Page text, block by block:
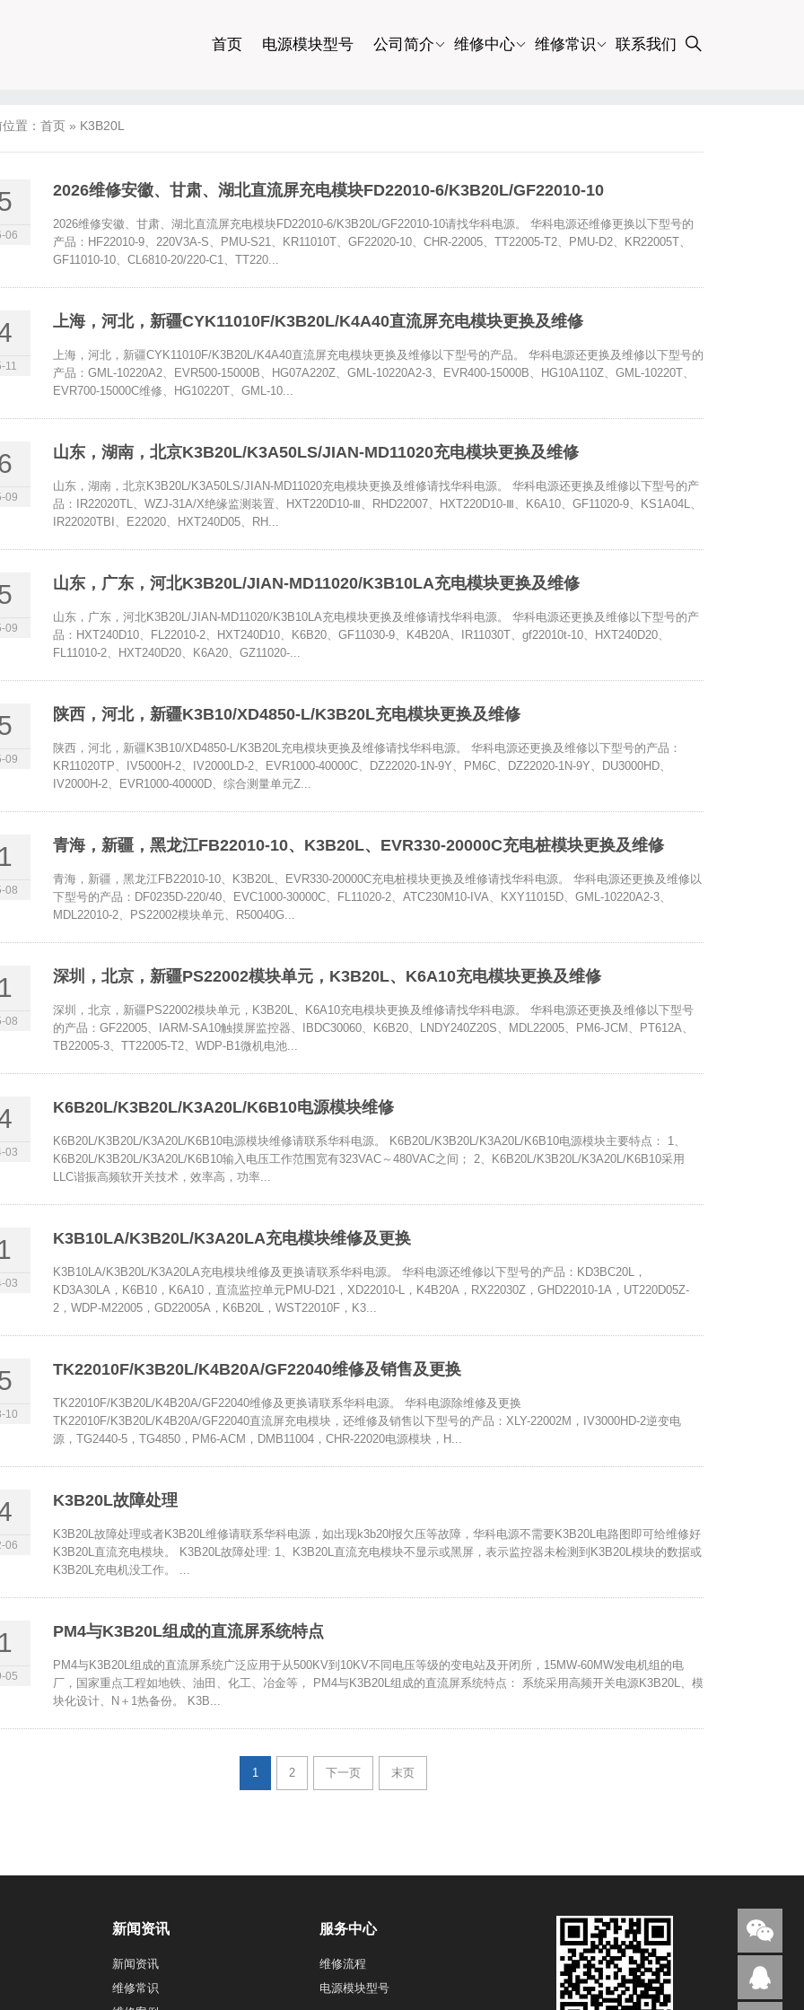
首页 电源模块型号 公司简介 维修中心 维修常识 联系我们
置： 首页 » K3B20L
06
2026维修安徽、甘肃、湖北直流屏充电模块FD22010-6/K3B20L/GF22010-10
2026维修安徽、甘肃、湖北直流屏充电模块FD22010-6/K3B20L/GF22010-10请找华科电源。 华科电源还维修更换以下型号的
产品：HF22010-9、220V3A-S、PMU-S21、KR11010T、GF22020-10、CHR-22005、TT22005-T2、PMU-D2、KR22005T、
GF11010-10、CL6810-20/220-C1、TT220...
11
上海，河北，新疆CYK11010F/K3B20L/K4A40直流屏充电模块更换及维修
上海，河北，新疆CYK11010F/K3B20L/K4A40直流屏充电模块更换及维修以下型号的产品。 华科电源还更换及维修以下型号的
产品：GML-10220A2、EVR500-15000B、HG07A220Z、GML-10220A2-3、EVR400-15000B、HG10A110Z、GML-10220T、
EVR700-15000C维修、HG10220T、GML-10...
09
山东，湖南，北京K3B20L/K3A50LS/JIAN-MD11020充电模块更换及维修
山东，湖南，北京K3B20L/K3A50LS/JIAN-MD11020充电模块更换及维修请找华科电源。 华科电源还更换及维修以下型号的产
品：IR22020TL、WZJ-31A/X绝缘监测装置、HXT220D10-Ⅲ、RHD22007、HXT220D10-Ⅲ、K6A10、GF11020-9、KS1A04L、
IR22020TBI、E22020、HXT240D05、RH...
09
山东，广东，河北K3B20L/JIAN-MD11020/K3B10LA充电模块更换及维修
山东，广东，河北K3B20L/JIAN-MD11020/K3B10LA充电模块更换及维修请找华科电源。 华科电源还更换及维修以下型号的产
品：HXT240D10、FL22010-2、HXT240D10、K6B20、GF11030-9、K4B20A、IR11030T、gf22010t-10、HXT240D20、
FL11010-2、HXT240D20、K6A20、GZ11020-...
09
陕西，河北，新疆K3B10/XD4850-L/K3B20L充电模块更换及维修
陕西，河北，新疆K3B10/XD4850-L/K3B20L充电模块更换及维修请找华科电源。 华科电源还更换及维修以下型号的产品：
KR11020TP、IV5000H-2、IV2000LD-2、EVR1000-40000C、DZ22020-1N-9Y、PM6C、DZ22020-1N-9Y、DU3000HD、
IV2000H-2、EVR1000-40000D、综合测量单元Z...
08
青海，新疆，黑龙江FB22010-10、K3B20L、EVR330-20000C充电桩模块更换及维修
青海，新疆，黑龙江FB22010-10、K3B20L、EVR330-20000C充电桩模块更换及维修请找华科电源。 华科电源还更换及维修以
下型号的产品：DF0235D-220/40、EVC1000-30000C、FL11020-2、ATC230M10-IVA、KXY11015D、GML-10220A2-3、
MDL22010-2、PS22002模块单元、R50040G...
08
深圳，北京，新疆PS22002模块单元，K3B20L、K6A10充电模块更换及维修
深圳，北京，新疆PS22002模块单元，K3B20L、K6A10充电模块更换及维修请找华科电源。 华科电源还更换及维修以下型号
的产品：GF22005、IARM-SA10触摸屏监控器、IBDC30060、K6B20、LNDY240Z20S、MDL22005、PM6-JCM、PT612A、
TB22005-3、TT22005-T2、WDP-B1微机电池...
03
K6B20L/K3B20L/K3A20L/K6B10电源模块维修
K6B20L/K3B20L/K3A20L/K6B10电源模块维修请联系华科电源。 K6B20L/K3B20L/K3A20L/K6B10电源模块主要特点： 1、
K6B20L/K3B20L/K3A20L/K6B10输入电压工作范围宽有323VAC～480VAC之间； 2、K6B20L/K3B20L/K3A20L/K6B10采用
LLC谐振高频软开关技术，效率高，功率...
03
K3B10LA/K3B20L/K3A20LA充电模块维修及更换
K3B10LA/K3B20L/K3A20LA充电模块维修及更换请联系华科电源。 华科电源还维修以下型号的产品：KD3BC20L，
KD3A30LA，K6B10，K6A10，直流监控单元PMU-D21，XD22010-L，K4B20A，RX22030Z，GHD22010-1A，UT220D05Z-
2，WDP-M22005，GD22005A，K6B20L，WST22010F，K3...
10
TK22010F/K3B20L/K4B20A/GF22040维修及销售及更换
TK22010F/K3B20L/K4B20A/GF22040维修及更换请联系华科电源。 华科电源除维修及更换
TK22010F/K3B20L/K4B20A/GF22040直流屏充电模块，还维修及销售以下型号的产品：XLY-22002M，IV3000HD-2逆变电
源，TG2440-5，TG4850，PM6-ACM，DMB11004，CHR-22020电源模块，H...
06
K3B20L故障处理
K3B20L故障处理或者K3B20L维修请联系华科电源，如出现k3b20l报欠压等故障，华科电源不需要K3B20L电路图即可给维修好
K3B20L直流充电模块。 K3B20L故障处理: 1、K3B20L直流充电模块不显示或黑屏，表示监控器未检测到K3B20L模块的数据或
K3B20L充电机没工作。 ...
05
PM4与K3B20L组成的直流屏系统特点
PM4与K3B20L组成的直流屏系统广泛应用于从500KV到10KV不同电压等级的变电站及开闭所，15MW-60MW发电机组的电
厂，国家重点工程如地铁、油田、化工、冶金等， PM4与K3B20L组成的直流屏系统特点： 系统采用高频开关电源K3B20L、模
块化设计、N＋1热备份。 K3B...
1 2 下一页 末页
新闻资讯
新闻资讯
维修常识
服务中心
维修流程
电源模块型号